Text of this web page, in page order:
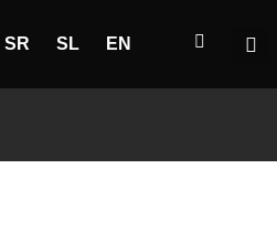
SR SL EN